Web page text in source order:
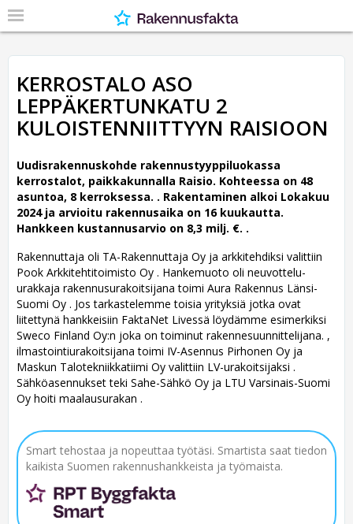
KERROSTALO ASO
LEPPÄKERTUNKATU 2
KULOISTENNIITTYYN RAISIOON
Uudisrakennuskohde rakennustyyppiluokassa
kerrostalot, paikkakunnalla Raisio. Kohteessa on 48
asuntoa, 8 kerroksessa. . Rakentaminen alkoi Lokakuu
2024 ja arvioitu rakennusaika on 16 kuukautta.
Hankkeen kustannusarvio on 8,3 milj. €. .
Rakennuttaja oli TA-Rakennuttaja Oy ja arkkitehdiksi valittiin
Pook Arkkitehtitoimisto Oy . Hankemuoto oli neuvottelu-
urakkaja rakennusurakoitsijana toimi Aura Rakennus Länsi-
Suomi Oy . Jos tarkastelemme toisia yrityksiä jotka ovat
liitettynä hankkeisiin FaktaNet Livessä löydämme esimerkiksi
Sweco Finland Oy:n joka on toiminut rakennesuunnittelijana. ,
ilmastointiurakoitsijana toimi IV-Asennus Pirhonen Oy ja
Maskun Talotekniikkatiimi Oy valittiin LV-urakoitsijaksi .
Sähköasennukset teki Sahe-Sähkö Oy ja LTU Varsinais-Suomi
Oy hoiti maalausurakan .
Smart tehostaa ja nopeuttaa työtäsi. Smartista saat tiedon
kaikista Suomen rakennushankkeista ja työmaista.